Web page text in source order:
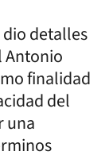
detalles
Antonio
finalidad
del
una